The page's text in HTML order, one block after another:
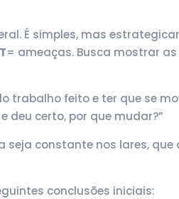
É simples, mas
T= ameaças. Busca mostrar
trabalho feito e ter que se
deu certo, por que mudar?”
seja constante nos lares, que
conclusões iniciais: